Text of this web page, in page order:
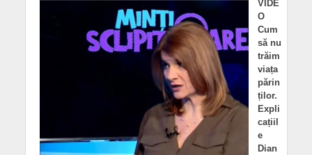
VIDE
O
Cum
să nu
trăim
viața
părin
ților.
Expli
cațiil
e
Dian